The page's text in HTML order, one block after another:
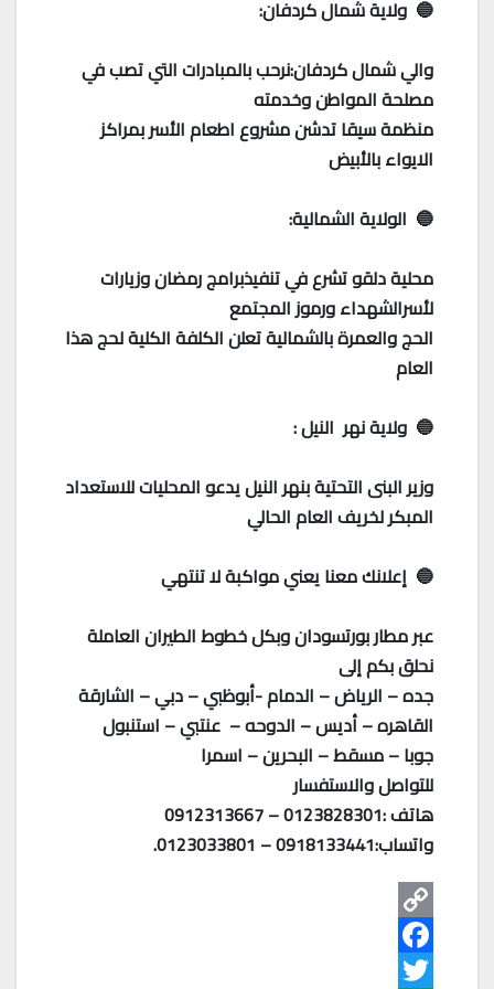
🔵 ولاية شمال كردفان:
والي شمال كردفان:نرحب بالمبادرات التي تصب في
مصلحة المواطن وخدمته
منظمة سيقا تدشن مشروع اطعام الأسر بمراكز
الايواء بالأبيض
🔵 الولاية الشمالية:
محلية دلقو تشرع في تنفيذبرامج رمضان وزيارات
لأسرالشهداء ورموز المجتمع
الحج والعمرة بالشمالية تعلن الكلفة الكلية لحج هذا
العام
🔵 ولاية نهر النيل :
وزير البنى التحتية بنهر النيل يدعو المحليات للاستعداد
المبكر لخريف العام الحالي
🔵 إعلانك معنا يعني مواكبة لا تنتهي
عبر مطار بورتسودان وبكل خطوط الطيران العاملة
نحلق بكم إلى
جده – الرياض – الدمام -أبوظبي – دبي – الشارقة
القاهره – أديس – الدوحه – عنتبي – استنبول
جوبا – مسقط – البحرين – اسمرا
للتواصل والاستفسار
هاتف :0123828301 – 0912313667
واتساب:0918133441 – 0123033801.
C
o
F